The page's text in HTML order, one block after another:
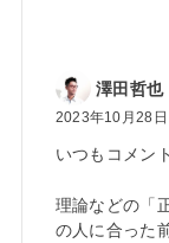
澤田哲也
2023年10月28日
いつもコメン
理論などの「
の人に合った